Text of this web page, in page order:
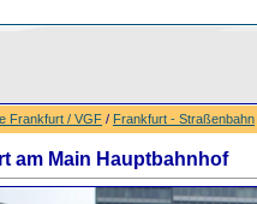
Frankfurt / VGF / Frankfurt - Straßenbahn
am Main Hauptbahnhof